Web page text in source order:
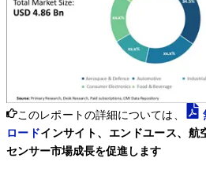
このレポートの詳細については、
ロードインサイト、エンドユース、航
センサー市場成長を促進します